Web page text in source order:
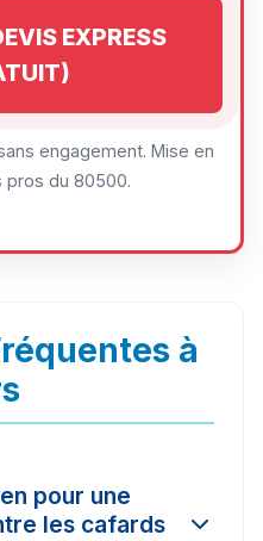
EXPRESS
engagement. Mise en
pros du 80500.
à
pour une
les cafards